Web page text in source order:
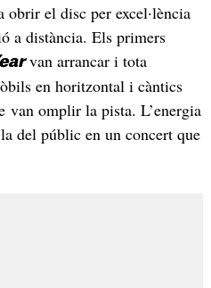
obrir el disc per excel·lència
a distància. Els primers
van arrancar i tota
en horitzontal i càntics
van omplir la pista. L’energia
del públic en un concert que